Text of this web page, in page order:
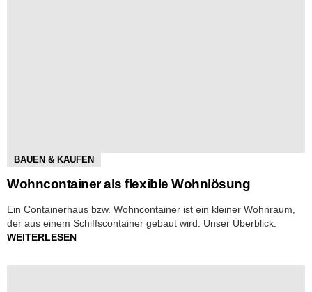
BAUEN & KAUFEN
Wohncontainer als flexible Wohnlösung
Ein Containerhaus bzw. Wohncontainer ist ein kleiner Wohnraum,
der aus einem Schiffscontainer gebaut wird. Unser Überblick.
WEITERLESEN